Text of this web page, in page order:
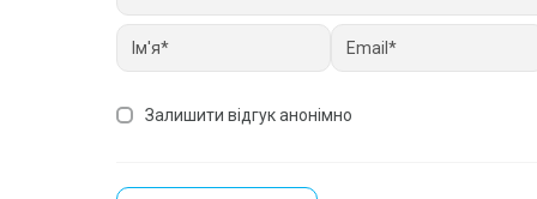
Залишити відгук анонімно